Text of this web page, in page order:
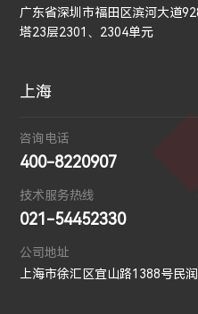
广东省深圳市福田区滨河大道
塔23层2301、2304单元
上海
咨询电话
400-8220907
技术服务热线
021-54452330
公司地址
上海市徐汇区宜山路1388号民